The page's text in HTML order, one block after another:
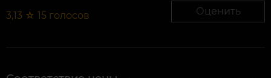
3,13 ☆ 15 голосов Оценить